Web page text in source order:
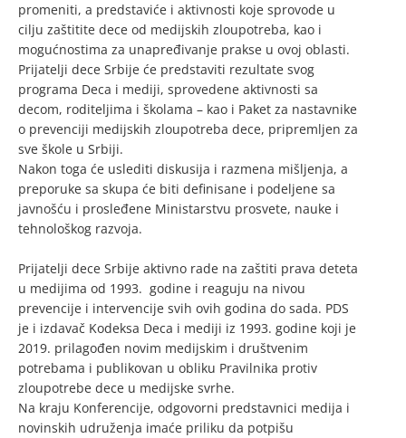
promeniti, a predstaviće i aktivnosti koje sprovode u
cilju zaštitite dece od medijskih zloupotreba, kao i
mogućnostima za unapređivanje prakse u ovoj oblasti.
Prijatelji dece Srbije će predstaviti rezultate svog
programa Deca i mediji, sprovedene aktivnosti sa
decom, roditeljima i školama – kao i Paket za nastavnike
o prevenciji medijskih zloupotreba dece, pripremljen za
sve škole u Srbiji.
Nakon toga će uslediti diskusija i razmena mišljenja, a
preporuke sa skupa će biti definisane i podeljene sa
javnošću i prosleđene Ministarstvu prosvete, nauke i
tehnološkog razvoja.
Prijatelji dece Srbije aktivno rade na zaštiti prava deteta
u medijima od 1993. godine i reaguju na nivou
prevencije i intervencije svih ovih godina do sada. PDS
je i izdavač Kodeksa Deca i mediji iz 1993. godine koji je
2019. prilagođen novim medijskim i društvenim
potrebama i publikovan u obliku Pravilnika protiv
zloupotrebe dece u medijske svrhe.
Na kraju Konferencije, odgovorni predstavnici medija i
novinskih udruženja imaće priliku da potpišu